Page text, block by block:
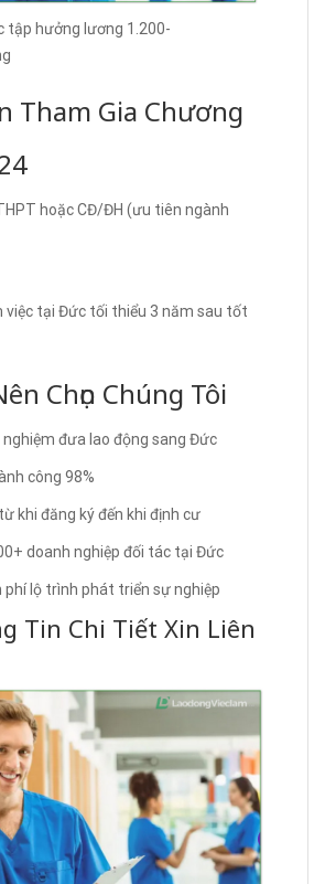
tập hưởng lương 1.200-
Tham Gia Chương
hoặc CĐ/ĐH (ưu tiên ngành
việc tại Đức tối thiểu 3 năm sau tốt
Chọn Chúng Tôi
nghiệm đưa lao động sang Đức
công 98%
khi đăng ký đến khi định cư
doanh nghiệp đối tác tại Đức
phí lộ trình phát triển sự nghiệp
Tin Chi Tiết Xin Liên